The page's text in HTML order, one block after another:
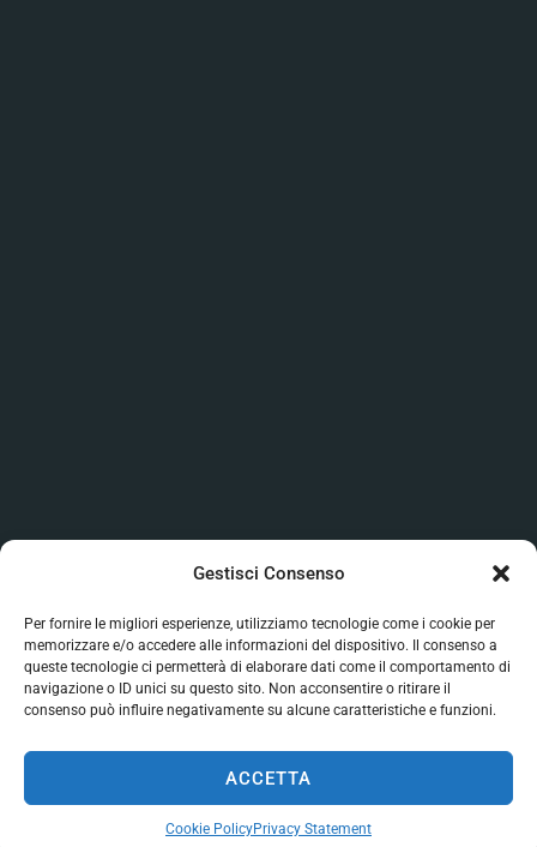
Gestisci Consenso
Per fornire le migliori esperienze, utilizziamo tecnologie come i cookie per
memorizzare e/o accedere alle informazioni del dispositivo. Il consenso a
queste tecnologie ci permetterà di elaborare dati come il comportamento di
navigazione o ID unici su questo sito. Non acconsentire o ritirare il
consenso può influire negativamente su alcune caratteristiche e funzioni.
ACCETTA
Cookie PolicyPrivacy Statement